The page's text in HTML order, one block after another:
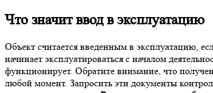
Что значит ввод в эксплуатацию
Объект считается введенным в эксплуатацию,
начинает эксплуатироваться с началом
функционирует. Обратите внимание, что
любой момент. Запросить эти документы